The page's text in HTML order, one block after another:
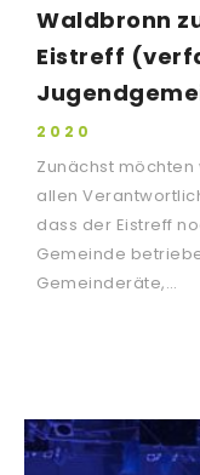
Waldbronn
Eistreff
2020
Zunächst
allen
dass der Eistreff
Gemeinde
Gemeinderäte,…